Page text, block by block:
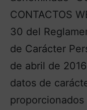
CONTACTOS
30 del
de Carácter
de abril de
datos de